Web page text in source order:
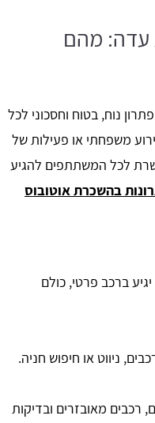
עדה: מהם
נוח, בטוח וחסכוני לכל
משפחתי או פעילות של
לכל המשתתפים להגיע
בהשכרת אוטובוס
ברכב פרטי, כולם
ניווט או חיפוש חניה.
רכבים מאובזרים ובדיקות